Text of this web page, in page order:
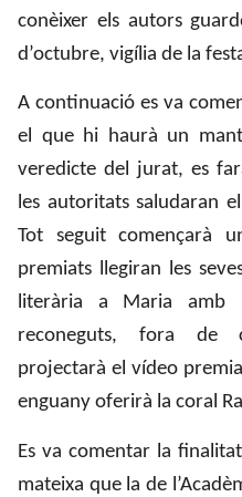
conèixer els autors
d’octubre, vigília de la
A continuació es va
el que hi haurà un
veredicte del jurat, es
les autoritats saludaran
Tot seguit començarà
premiats llegiran les
literària a Maria amb
reconeguts, fora de
projectarà el vídeo
enguany oferirà la coral
Es va comentar la
mateixa que la de